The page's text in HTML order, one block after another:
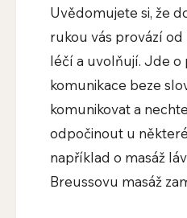
Uvědomujete si, že
rukou vás provází od
léčí a uvolňují. Jde o
komunikace beze
komunikovat a
odpočinout u
například o masáž
Breussovu masáž